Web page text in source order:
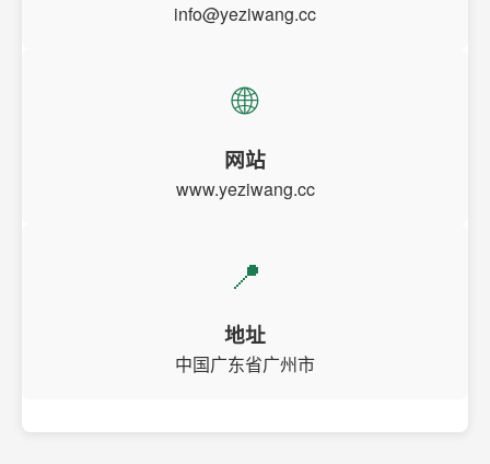
info@yeziwang.cc
🌐
网站
www.yeziwang.cc
📍
地址
中国广东省广州市